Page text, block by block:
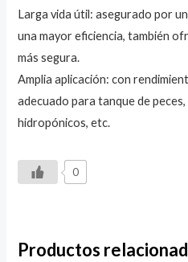
Larga vida útil: asegurado por
una mayor eficiencia, también
más segura.
Amplia aplicación: con
adecuado para tanque de
hidropónicos, etc.
0
Productos